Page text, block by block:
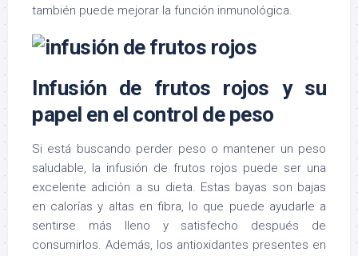
también puede mejorar la función inmunológica.
Infusión de frutos rojos y su
papel en el control de peso
Si está buscando perder peso o mantener un peso
saludable, la infusión de frutos rojos puede ser una
excelente adición a su dieta. Estas bayas son bajas
en calorías y altas en fibra, lo que puede ayudarle a
sentirse más lleno y satisfecho después de
consumirlos. Además, los antioxidantes presentes en